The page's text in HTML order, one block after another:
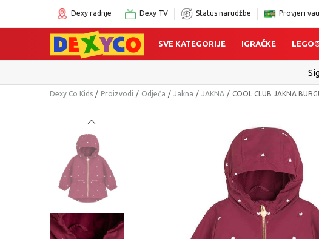
Dexy radnje Dexy TV Status narudžbe Provjeri
SVE KATEGORIJE IGRAČKE
Dexy Co Kids Proizvodi Odjeća Jakna JAKNA COOL CLUB JAKNA